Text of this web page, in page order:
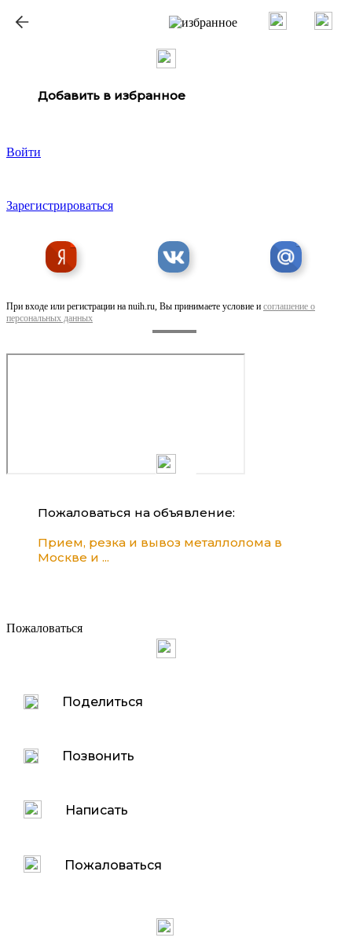
Добавить в избранное
Войти
Зарегистрироваться
При входе или регистрации на nuih.ru, Вы принимаете условие и соглашение о
персональных данных
Пожаловаться на объявление:
Прием, резка и вывоз металлолома в
Москве и ...
Пожаловаться
Поделиться
Позвонить
Написать
Пожаловаться